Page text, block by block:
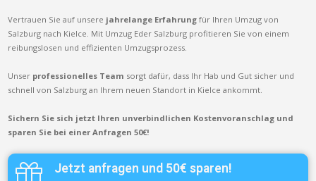
Vertrauen Sie auf unsere jahrelange Erfahrung für Ihren Umzug von
Salzburg nach Kielce. Mit Umzug Eder Salzburg profitieren Sie von einem
reibungslosen und effizienten Umzugsprozess.
Unser professionelles Team sorgt dafür, dass Ihr Hab und Gut sicher und
schnell von Salzburg an Ihrem neuen Standort in Kielce ankommt.
Sichern Sie sich jetzt Ihren unverbindlichen Kostenvoranschlag und
sparen Sie bei einer Anfragen 50€!
Jetzt anfragen und 50€ sparen!